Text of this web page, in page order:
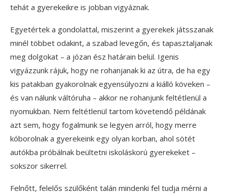
tehát a gyerekeikre is jobban vigyáznak.
Egyetértek a gondolattal, miszerint a gyerekek játsszanak
minél többet odakint, a szabad levegőn, és tapasztaljanak
meg dolgokat – a józan ész határain belül. Igenis
vigyázzunk rájuk, hogy ne rohanjanak ki az útra, de ha egy
kis patakban gyakorolnak egyensúlyozni a kiálló köveken –
és van nálunk váltóruha – akkor ne rohanjunk feltétlenül a
nyomukban. Nem feltétlenül tartom követendő példának
azt sem, hogy fogalmunk se legyen arról, hogy merre
kóborolnak a gyerekeink egy olyan korban, ahol sötét
autókba próbálnak beültetni iskoláskorú gyerekeket –
sokszor sikerrel.
Felnőtt, felelős szülőként talán mindenki fel tudja mérni a